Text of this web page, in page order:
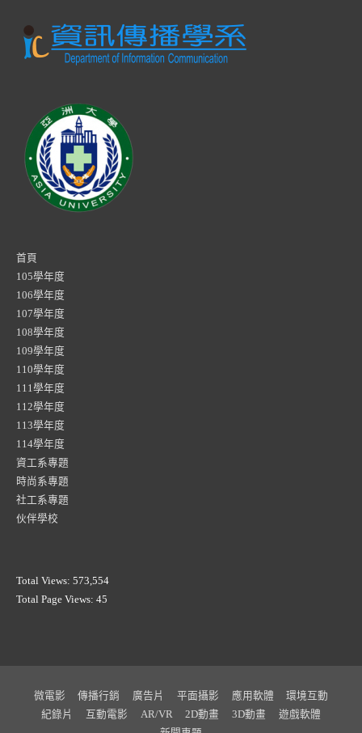
首頁
105學年度
106學年度
107學年度
108學年度
109學年度
110學年度
111學年度
112學年度
113學年度
114學年度
資工系專題
時尚系專題
社工系專題
伙伴學校
Total Views: 573,554
Total Page Views: 45
微電影 傳播行銷 廣告片 平面攝影 應用軟體
環境互動
紀錄片
互動電影 AR/VR 2D動畫 3D動畫
遊戲軟體